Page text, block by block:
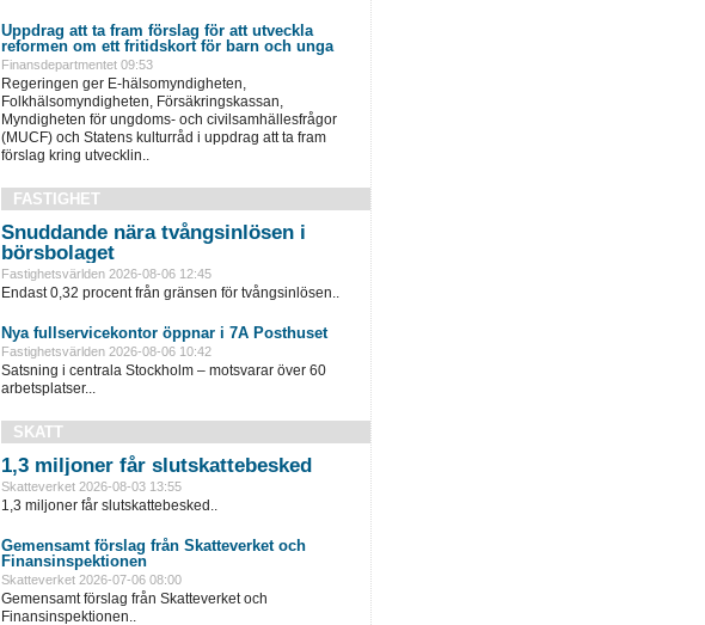
Uppdrag att ta fram förslag för att utveckla
reformen om ett fritidskort för barn och unga
Finansdepartmentet 09:53
Regeringen ger E-hälsomyndigheten,
Folkhälsomyndigheten, Försäkringskassan,
Myndigheten för ungdoms- och civilsamhällesfrågor
(MUCF) och Statens kulturråd i uppdrag att ta fram
förslag kring utvecklin..
FASTIGHET
Snuddande nära tvångsinlösen i
börsbolaget
Fastighetsvärlden 2026-08-06 12:45
Endast 0,32 procent från gränsen för tvångsinlösen..
Nya fullservicekontor öppnar i 7A Posthuset
Fastighetsvärlden 2026-08-06 10:42
Satsning i centrala Stockholm – motsvarar över 60
arbetsplatser...
SKATT
1,3 miljoner får slutskattebesked
Skatteverket 2026-08-03 13:55
1,3 miljoner får slutskattebesked..
Gemensamt förslag från Skatteverket och
Finansinspektionen
Skatteverket 2026-07-06 08:00
Gemensamt förslag från Skatteverket och
Finansinspektionen..